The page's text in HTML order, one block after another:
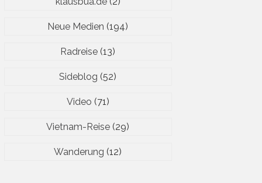
Neue Medien (194)
Radreise (13)
Sideblog (52)
Video (71)
Vietnam-Reise (29)
Wanderung (12)